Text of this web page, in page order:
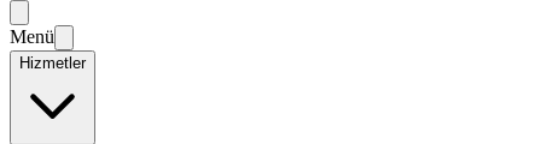
Menü
Hizmetler